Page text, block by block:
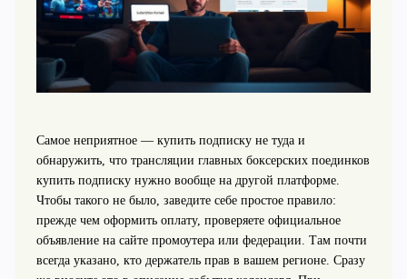
Самое неприятное — купить подписку не туда и
обнаружить, что трансляции главных боксерских поединков
купить подписку нужно вообще на другой платформе.
Чтобы такого не было, заведите себе простое правило:
прежде чем оформить оплату, проверяете официальное
объявление на сайте промоутера или федерации. Там почти
всегда указано, кто держатель прав в вашем регионе. Сразу